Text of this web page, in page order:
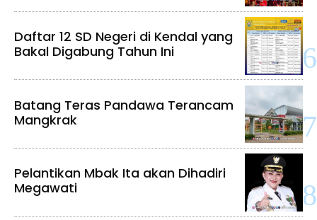
Daftar 12 SD Negeri di Kendal yang
Bakal Digabung Tahun Ini
Batang Teras Pandawa Terancam
Mangkrak
Pelantikan Mbak Ita akan Dihadiri
Megawati